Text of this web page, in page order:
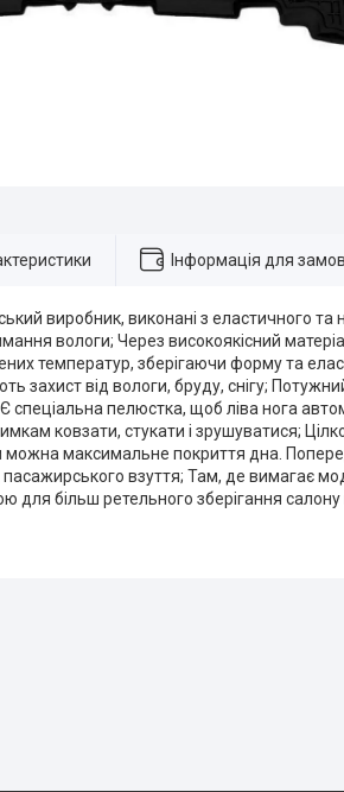
Інформація для
виробник, виконані з еластичного
вологи; Через високоякісний
температур, зберігаючи форму та
захист від вологи, бруду, снігу;
пелюстка, щоб ліва нога
ковзати, стукати і зрушуватися;
можна максимальне покриття дна.
пасажирського взуття; Там, де вимагає
для більш ретельного зберігання салону